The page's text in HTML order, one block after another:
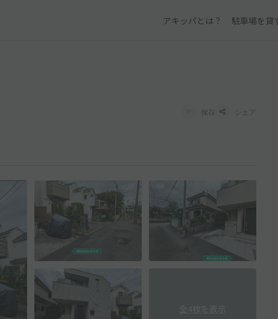
アキッパとは？ 駐車場を貸
保存 シェア